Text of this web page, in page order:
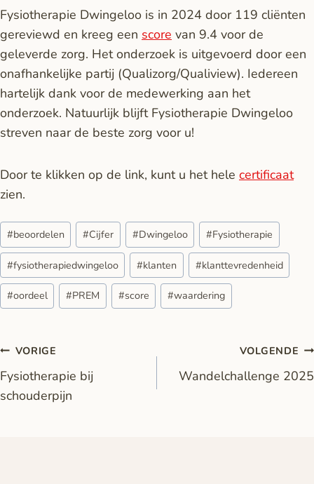
Fysiotherapie Dwingeloo is in 2024 door 119 cliënten
gereviewd en kreeg een score van 9.4 voor de
geleverde zorg. Het onderzoek is uitgevoerd door een
onafhankelijke partij (Qualizorg/Qualiview). Iedereen
hartelijk dank voor de medewerking aan het
onderzoek. Natuurlijk blijft Fysiotherapie Dwingeloo
streven naar de beste zorg voor u!
Door te klikken op de link, kunt u het hele certificaat
zien.
#beoordelen #Cijfer #Dwingeloo #Fysiotherapie
#fysiotherapiedwingeloo #klanten #klanttevredenheid
#oordeel #PREM #score #waardering
VORIGE
Fysiotherapie bij
schouderpijn
VOLGENDE
Wandelchallenge 2025